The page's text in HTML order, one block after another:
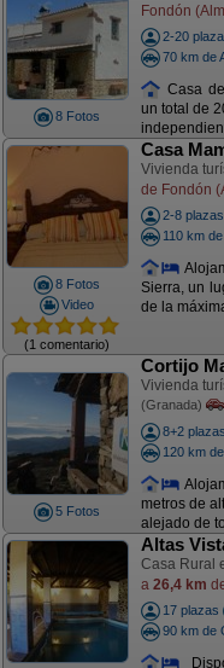
8 Fotos
Fondón
2-20
70 km de
Casa
un total de
8 Fotos
Video
(1 comentario)
Casa
Vivienda
de Fondón
2-8 plazas
110 km
Sierra, un
de la
5 Fotos
Cortijo
Vivienda
(Granada)
8+2 plazas
120 km
metros de
alejado de
Altas
Casa Rural
a 26,4 km
17 plazas
90 km de